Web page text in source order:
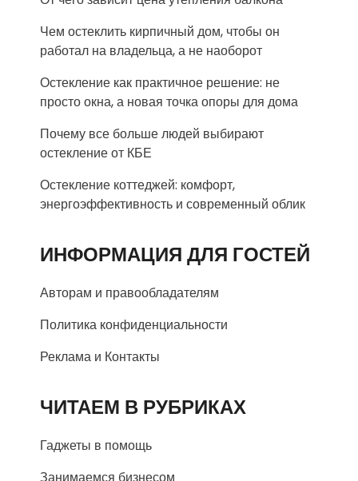
Чем остеклить кирпичный дом, чтобы он
работал на владельца, а не наоборот
Остекление как практичное решение: не
просто окна, а новая точка опоры для дома
Почему все больше людей выбирают
остекление от КБЕ
Остекление коттеджей: комфорт,
энергоэффективность и современный облик
ИНФОРМАЦИЯ ДЛЯ ГОСТЕЙ
Авторам и правообладателям
Политика конфиденциальности
Реклама и Контакты
ЧИТАЕМ В РУБРИКАХ
Гаджеты в помощь
Занимаемся бизнесом